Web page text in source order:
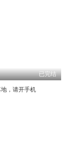
已完结
，请开手机